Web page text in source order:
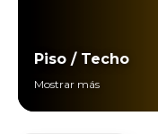
Piso / Techo
Mostrar más